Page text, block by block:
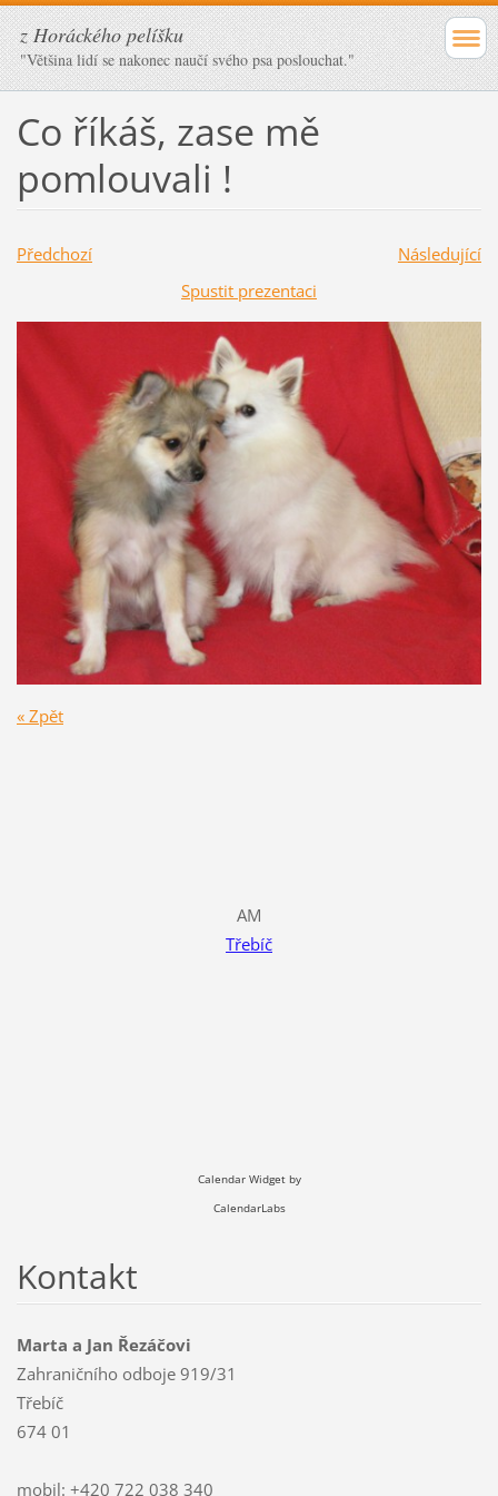
z Horáckého pelíšku
"Většina lidí se nakonec naučí svého psa poslouchat."
Co říkáš, zase mě
pomlouvali !
Předchozí
Následující
Spustit prezentaci
« Zpět
AM
Třebíč
Calendar Widget by
CalendarLabs
Kontakt
Marta a Jan Řezáčovi
Zahraničního odboje 919/31
Třebíč
674 01
mobil: +420 722 038 340